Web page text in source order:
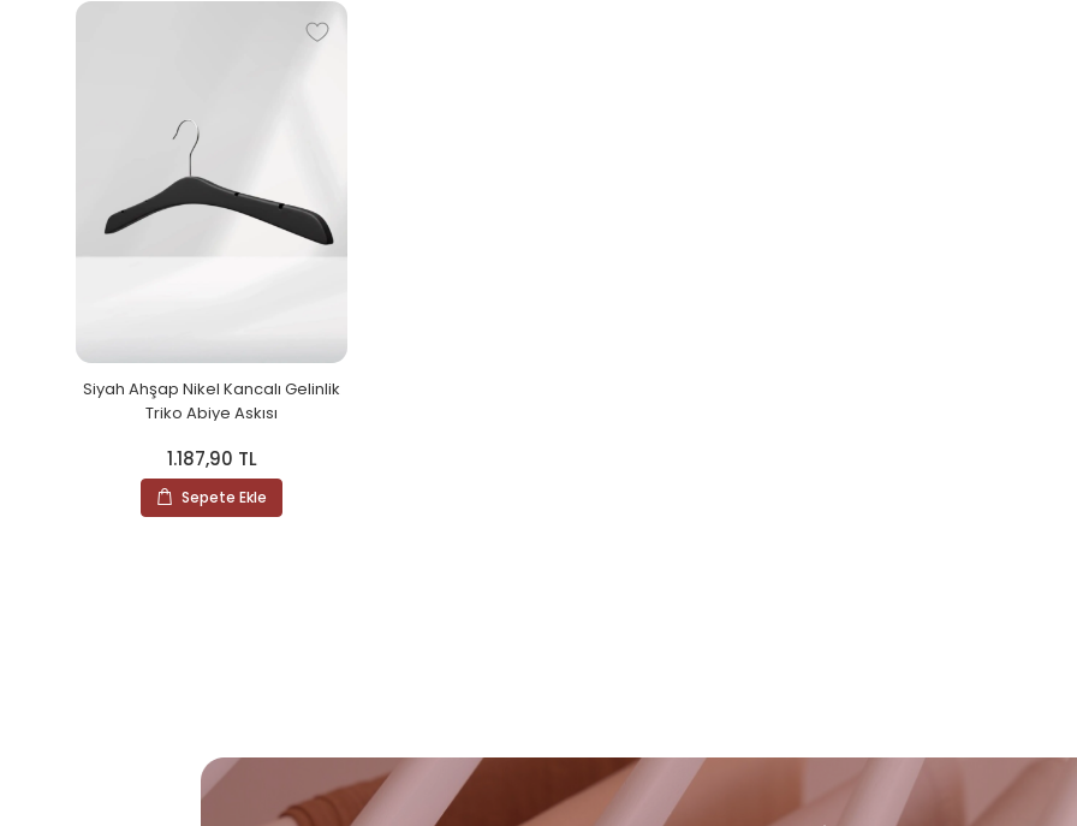
Siyah Ahşap Nikel Kancalı Gelinlik
Triko Abiye Askısı
1.187,90 TL
Sepete Ekle